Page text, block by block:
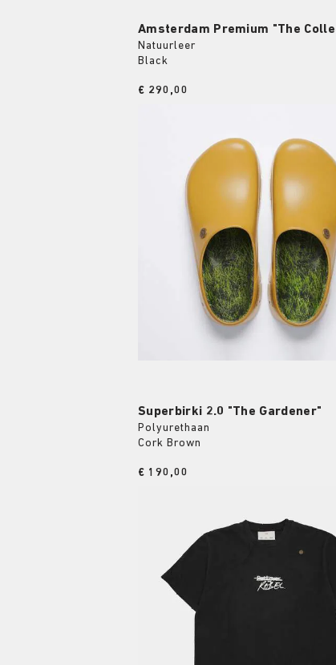
Amsterdam Premium "The
Natuurleer
Black
Price:
€ 290,00
Superbirki 2.0 "The Gardener"
Polyurethaan
Cork Brown
Price:
€ 190,00